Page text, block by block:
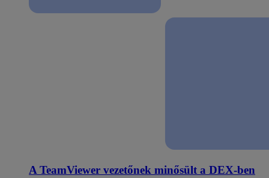
A TeamViewer vezetőnek minősült a DEX-ben